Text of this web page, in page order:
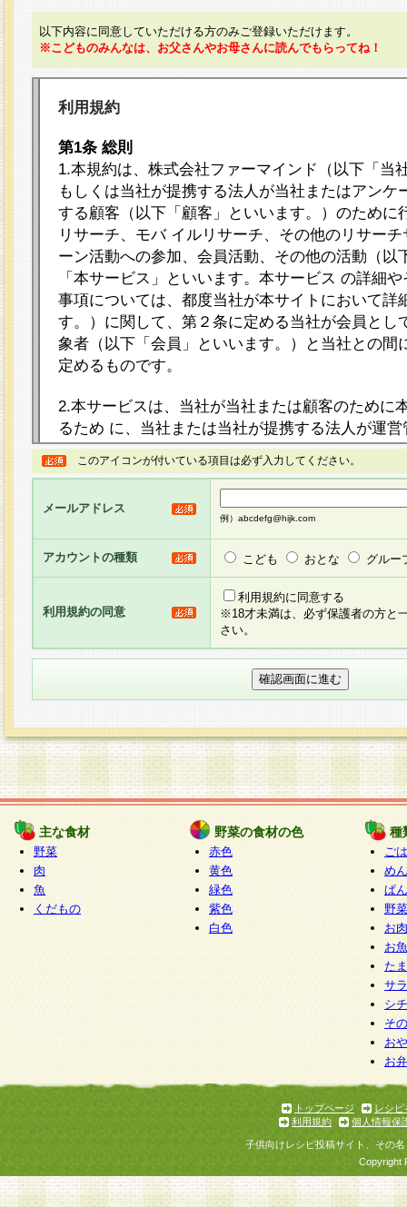
以下内容に同意していただける方のみご登録いただけます。
※こどものみんなは、お父さんやお母さんに読んでもらってね！
利用規約
第1条 総則
1.本規約は、株式会社ファーマインド（以下「当
もしくは当社が提携する法人が当社またはアンケ
する顧客（以下「顧客」といいます。）のために
リサーチ、モバ イルリサーチ、その他のリサー
ーン活動への参加、会員活動、その他の活動（以
「本サービス」といいます。本サービス の詳細
事項については、都度当社が本サイトにおいて詳
す。）に関して、第２条に定める当社が会員とし
象者（以下「会員」といいます。）と当社との間
定めるものです。
2.本サービスは、当社が当社または顧客のために
るため に、当社または当社が提携する法人が運
ト（以下「本サイト」といいます。）上に本サー
ージを設け、会員がアンケー ト調査に回答する
し、その結果を当社が集計・分析その他の利用を
るものです。なお、本サービスは、それぞれの目
員に対して本サービスの依頼を行うこともあり、
た全ての会員に対して本サービスの依頼をすると
りま す。
3.当社は、会員の事前の承諾を得ることなく、当
方 法・手段にて、本規約を任意に制定、変更ま
きるものとします。改定後の本規約等は、本規約
に掲示したときに、その 他の諸規定については
てその効力を生じるものとします。
4.本規約は、会員登録希望者による会員登録手続
の当社による会員登録の承認が完了した時点で会
たものとみなされ、会員に対して適用されるもの
5.当社がお聞きする個人情報は、すべて会員登録
で提 供いただいたものと考えております。従っ
自らの個人情報の提供を希望されない場合には、
をお預かりいたしません が、提供されないこと
商品やサービス等をご利用いただけない場合があ
了承ください。
6.当社は、お客様から当社が保有している個人情
加・ 利用停止等を求められた場合には、ご本人
て確認できた場合に限り、法令に準拠して合理的
いただきます。なお、開示 請求等の請求先は個
ります。
1.会員とは、本規約等を承諾のうえ、当社所定の
了し、当社が承認した者、グループとします。な
が以下に該当する場合は会員登録をすることがで
このアイコンが付いている項目は必ず入力してください。
メールアドレス
例）abcdefg@hijk.com
アカウントの種類 こども おとな グルー
利用規約の同意
利用規約に同意する
※18才未満は、必ず保護者の方と
さい。
主な食材
野菜
肉
魚
くだもの
野菜の食材の色
赤色
黄色
緑色
紫色
白色
種
ご
めん
ぱん
野
お
お
た
サ
シ
そ
お
お
トップページ
レシピ
利用規約
個人情報保
子供向けレシピ投稿サイト、その
Copyright